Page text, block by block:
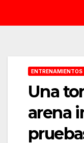
ENTRENAMIENTOS
Una
arena